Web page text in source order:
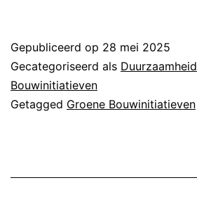
Gepubliceerd op 28 mei 2025
Gecategoriseerd als Duurzaamheid
Bouwinitiatieven
Getagged Groene Bouwinitiatieven